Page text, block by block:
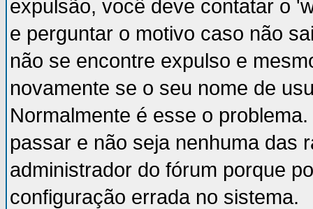
expulsão, você deve contatar o
e perguntar o motivo caso não
não se encontre expulso e
novamente se o seu nome de
Normalmente é esse o
passar e não seja nenhuma das
administrador do fórum porque
configuração errada no sistema.